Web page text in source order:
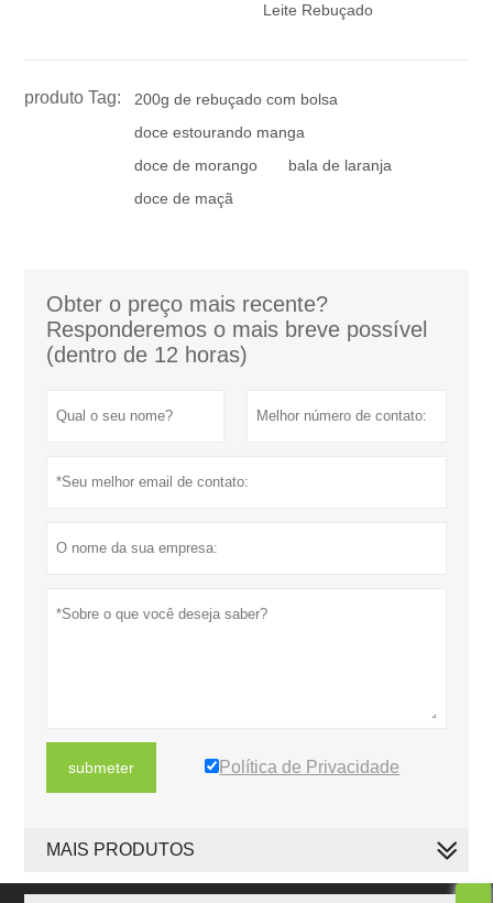
Leite Rebuçado
produto Tag:
200g de rebuçado com bolsa
doce estourando manga
doce de morango
bala de laranja
doce de maçã
Obter o preço mais recente?
Responderemos o mais breve possível
(dentro de 12 horas)
submeter Política de Privacidade
MAIS PRODUTOS